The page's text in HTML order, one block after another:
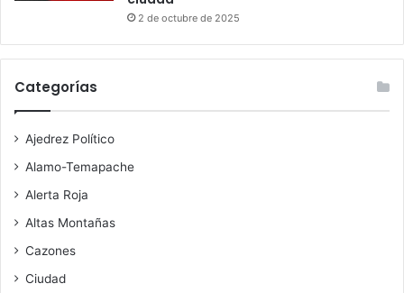
2 de octubre de 2025
Categorías
Ajedrez Político
Alamo-Temapache
Alerta Roja
Altas Montañas
Cazones
Ciudad